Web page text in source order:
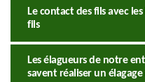
Le contact des fils avec
fils
Les élagueurs de notre
savent réaliser un